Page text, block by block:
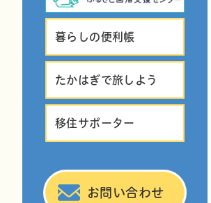
暮らしの便利帳
たかはぎで旅しよう
移住サポーター
お問い合わせ